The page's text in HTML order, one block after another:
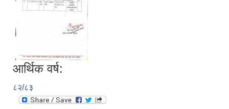
आर्थिक वर्ष:
८२/८३